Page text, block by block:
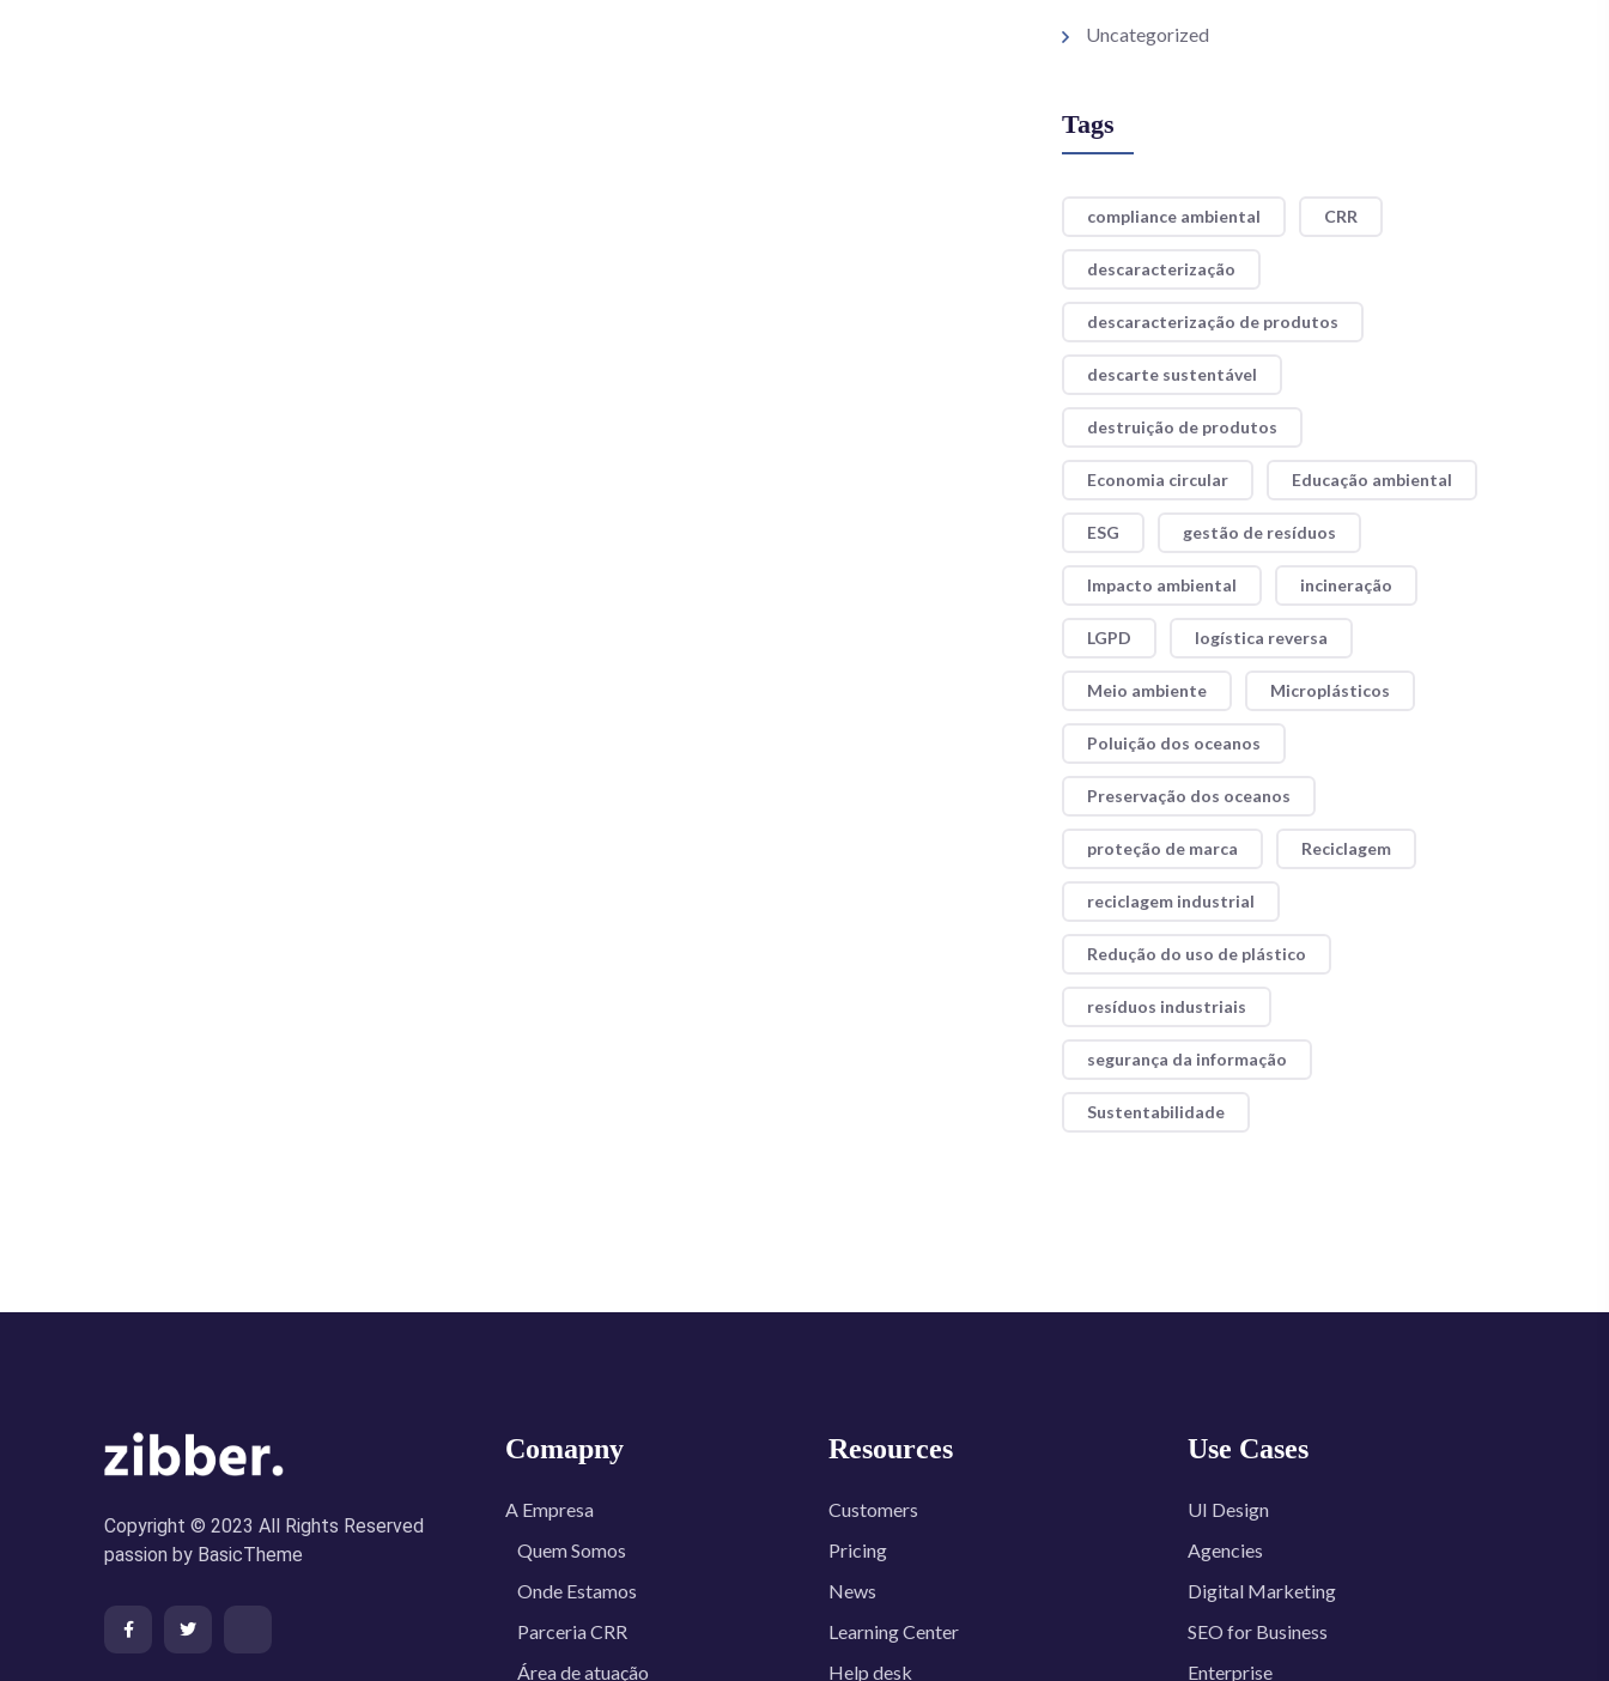
Uncategorized
Tags
compliance ambiental CRR
descaracterização
descaracterização de produtos
descarte sustentável
destruição de produtos
Economia circular Educação ambiental
ESG gestão de resíduos
Impacto ambiental incineração
LGPD logística reversa
Meio ambiente Microplásticos
Poluição dos oceanos
Preservação dos oceanos
proteção de marca Reciclagem
reciclagem industrial
Redução do uso de plástico
resíduos industriais
segurança da informação
Sustentabilidade
Copyright © 2023 All Rights Reserved
passion by BasicTheme
Comapny
A Empresa
Quem Somos
Onde Estamos
Parceria CRR
Área de atuação
Resources
Customers
Pricing
News
Learning Center
Help desk
Use Cases
UI Design
Agencies
Digital Marketing
SEO for Business
Enterprise